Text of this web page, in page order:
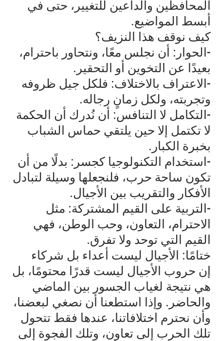
المحافظين والداعين للتغيير، حتى في
أبسط المواضيع.
كيف نوقف هذا النزيف؟
-الحوار: أن نجلس معًا، ونتحاور باحترام،
بعيدًا عن التخوين أو التحقير.
-الاعتراف بالاختلاف: فلكل جيل ظروفه
وتجربته، ولكل زمانٍ رجاله.
-التكامل لا التنافس: أن نُدرك أن الحكمة
لا تكتمل إلا حين يلتقي حماس الشباب
بخبرة الكبار.
-استخدام التكنولوجيا كجسر: بدلًا من أن
تكون ساحة حرب، فلنجعلها وسيلة لتبادل
الأفكار والتقريب بين الأجيال.
-التربية على القيم المشتركة: مثل
الاحترام، التعاون، وحب الوطن، فهي
القيم التي توحد ولا تفرق.
ختامًا: الأجيال ليست أعداء بل شركاء
إن حروب الأجيال ليست قدرًا محتومًا، بل
هي نتيجة لغياب الجسور بين الماضي
والحاضر. وإذا استطعنا أن نصغي لبعضنا،
وأن نحترم اختلافاتنا، عندها فقط تتحول
تلك الحرب إلى تعاون، وتلك الفجوة إلى